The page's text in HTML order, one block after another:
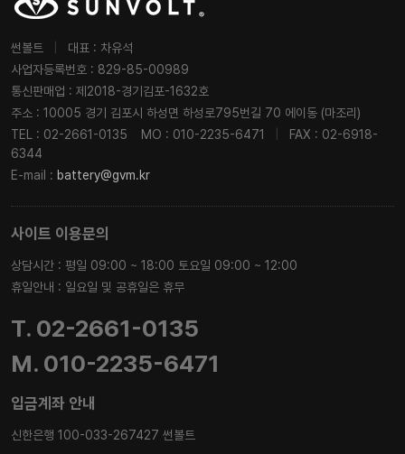
썬볼트
대표 : 차유석
사업자등록번호 : 829-85-00989
통신판매업 : 제2018-경기김포-1632호
주소 : 10005 경기 김포시 하성면 하성로795번길 70 에이동 (마조리)
TEL : 02-2661-0135
MO : 010-2235-6471
FAX : 02-6918-
6344
E-mail : battery@gvm.kr
사이트 이용문의
상담시간 : 평일 09:00 ~ 18:00 토요일 09:00 ~ 12:00
휴일안내 : 일요일 및 공휴일은 휴무
T. 02-2661-0135
M. 010-2235-6471
입금계좌 안내
신한은행 100-033-267427 썬볼트